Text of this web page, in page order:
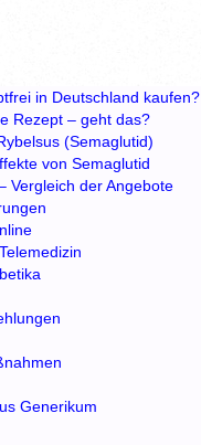
in Deutschland kaufen?
Rezept – geht das?
(Semaglutid)
von Semaglutid
Vergleich der Angebote
Generikum